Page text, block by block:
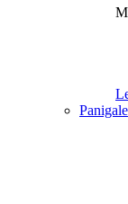
Panigale